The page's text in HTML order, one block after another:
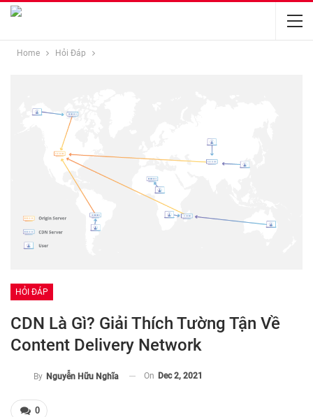
Home Hỏi Đáp
HỎI ĐÁP
CDN Là Gì? Giải Thích Tường Tận Về
Content Delivery Network
By Nguyễn Hữu Nghĩa On Dec 2, 2021
0